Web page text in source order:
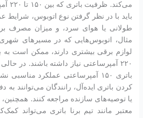
باید با در نظر گرفتن نوع اتوبوس، شرایط
طولانی یا هوای سرد، و میزان مصرف
مثال، اتوبوس‌هایی که در مسیرهای
لوازم برقی بیشتری دارند، ممکن است به
۲۲۰ آمپرساعتی نیاز داشته باشند. در
باتری ۱۵۰ آمپرساعتی عملکرد
کردن باتری ایده‌آل، رانندگان می‌توانند به
یا توصیه‌های سازنده مراجعه کنند.
معتبر مانند تیم برنا باتری می‌تواند